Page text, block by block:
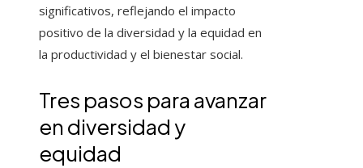
significativos, reflejando el impacto
positivo de la diversidad y la equidad en
la productividad y el bienestar social.
Tres pasos para avanzar
en diversidad y
equidad